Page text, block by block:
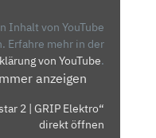
Inhalt von YouTube
Erfahre mehr in der
von YouTube.
anzeigen
2 | GRIP Elektro“
direkt öffnen